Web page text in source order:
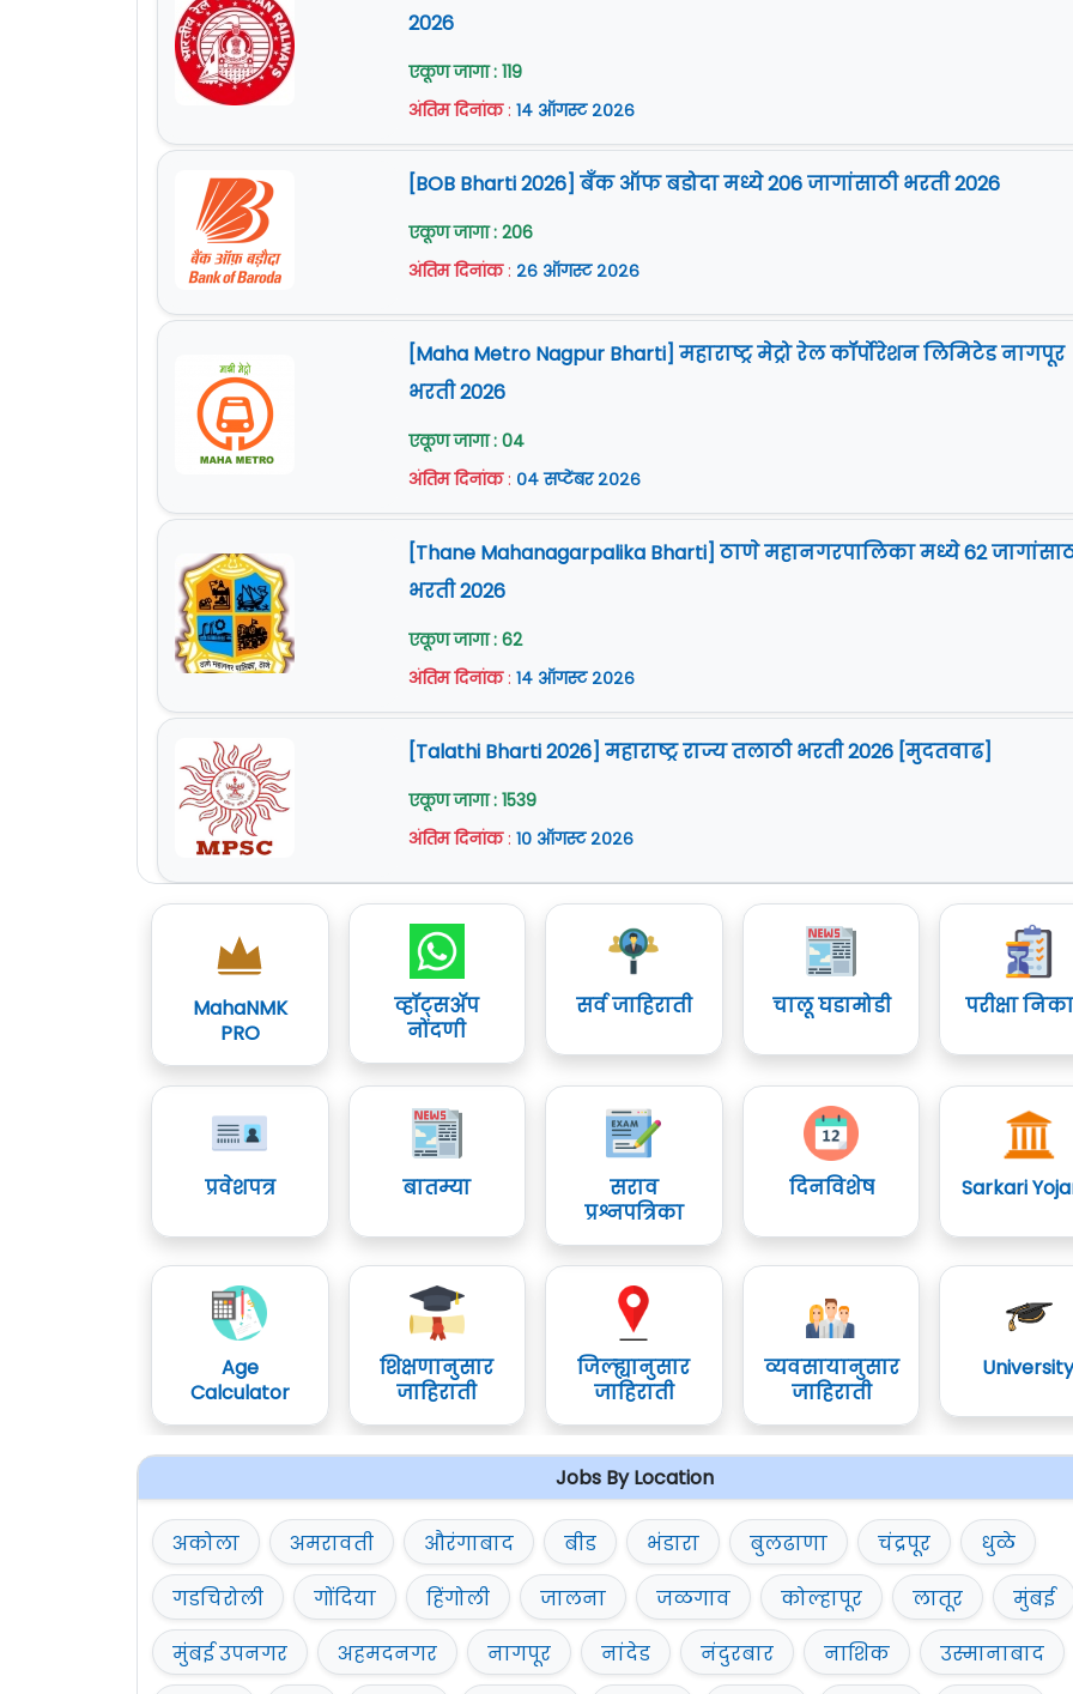
2026
एकूण जागा : 119
अंतिम दिनांक: १४ ऑगस्ट २०२६
[BOB Bharti 2026] बँक ऑफ बडोदा मध्ये 206 जागांसाठी भरती 2026
एकूण जागा : 206
अंतिम दिनांक: २६ ऑगस्ट २०२६
[Maha Metro Nagpur Bharti] महाराष्ट्र मेट्रो रेल कॉर्पोरेशन लिमिटेड नागपूर
भरती 2026
एकूण जागा : 04
अंतिम दिनांक: ०४ सप्टेंबर २०२६
[Thane Mahanagarpalika Bharti] ठाणे महानगरपालिका मध्ये 62
भरती 2026
एकूण जागा : 62
अंतिम दिनांक: १४ ऑगस्ट २०२६
[Talathi Bharti 2026] महाराष्ट्र राज्य तलाठी भरती 2026 [मुदतवाढ]
एकूण जागा : 1539
अंतिम दिनांक: १० ऑगस्ट २०२६
MahaNMK
PRO
व्हॉट्सॲप
नोंदणी
सर्व जाहिराती चालू घडामोडी परीक्षा
प्रवेशपत्र बातम्या
सराव
प्रश्नपत्रिका
दिनविशेष Sarkari
Age
Calculator
शिक्षणानुसार
जाहिराती
जिल्ह्यानुसार
जाहिराती
व्यवसायानुसार
जाहिराती
Jobs By Location
अकोला अमरावती औरंगाबाद बीड भंडारा बुलढाणा चंद्रपूर
धुळे
गडचिरोली
गोंदिया हिंगोली जालना जळगाव कोल्हापूर लातूर
मुंबई
मुंबई उपनगर
अहमदनगर नागपूर नांदेड नंदुरबार नाशिक उस्मानाबाद